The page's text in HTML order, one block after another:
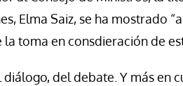
Elma Saiz, se ha mostrado
toma en consdieración de
del debate. Y más en
visitará Uruguay,
y Perú a principios de
Luis Palacios